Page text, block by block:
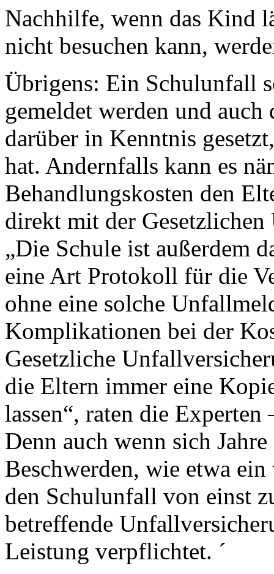
Nachhilfe, wenn das Kind
nicht besuchen kann,
Übrigens: Ein Schulunfall
gemeldet werden und
darüber in Kenntnis
hat. Andernfalls kann es
Behandlungskosten den
direkt mit der
„Die Schule ist außerdem
eine Art Protokoll für die
ohne eine solche
Komplikationen bei der
Gesetzliche
die Eltern immer eine
lassen“, raten die
Denn auch wenn sich
Beschwerden, wie etwa
den Schulunfall von einst
betreffende
Leistung verpflichtet. ´